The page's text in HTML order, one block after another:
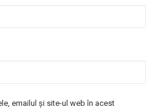
emailul și site-ul web în acest